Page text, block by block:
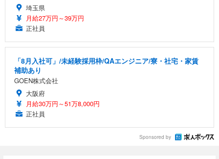
埼玉県
月給27万円～39万円
正社員
「8月入社可」/未経験採用枠/QAエンジニア/寮・社宅・家賃
補助あり
GOEN株式会社
大阪府
月給30万円～51万8,000円
正社員
Sponsored by